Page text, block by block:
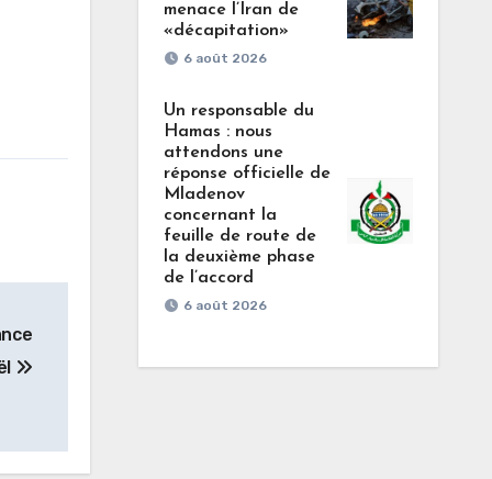
menace l’Iran de
«décapitation»
6 août 2026
Un responsable du
Hamas : nous
attendons une
réponse officielle de
Mladenov
concernant la
feuille de route de
la deuxième phase
de l’accord
6 août 2026